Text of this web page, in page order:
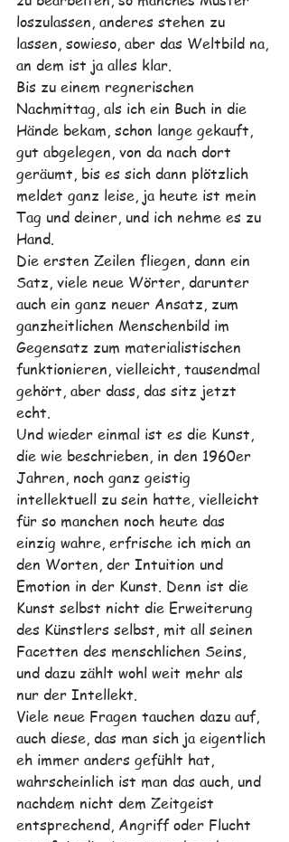
loszulassen, anderes stehen zu
lassen, sowieso, aber das Weltbild na,
an dem ist ja alles klar.
Bis zu einem regnerischen
Nachmittag, als ich ein Buch in die
Hände bekam, schon lange gekauft,
gut abgelegen, von da nach dort
geräumt, bis es sich dann plötzlich
meldet ganz leise, ja heute ist mein
Tag und deiner, und ich nehme es zu
Hand.
Die ersten Zeilen fliegen, dann ein
Satz, viele neue Wörter, darunter
auch ein ganz neuer Ansatz, zum
ganzheitlichen Menschenbild im
Gegensatz zum materialistischen
funktionieren, vielleicht, tausendmal
gehört, aber dass, das sitz jetzt
echt.
Und wieder einmal ist es die Kunst,
die wie beschrieben, in den 1960er
Jahren, noch ganz geistig
intellektuell zu sein hatte, vielleicht
für so manchen noch heute das
einzig wahre, erfrische ich mich an
den Worten, der Intuition und
Emotion in der Kunst. Denn ist die
Kunst selbst nicht die Erweiterung
des Künstlers selbst, mit all seinen
Facetten des menschlichen Seins,
und dazu zählt wohl weit mehr als
nur der Intellekt.
Viele neue Fragen tauchen dazu auf,
auch diese, das man sich ja eigentlich
eh immer anders gefühlt hat,
wahrscheinlich ist man das auch, und
nachdem nicht dem Zeitgeist
entsprechend, Angriff oder Flucht